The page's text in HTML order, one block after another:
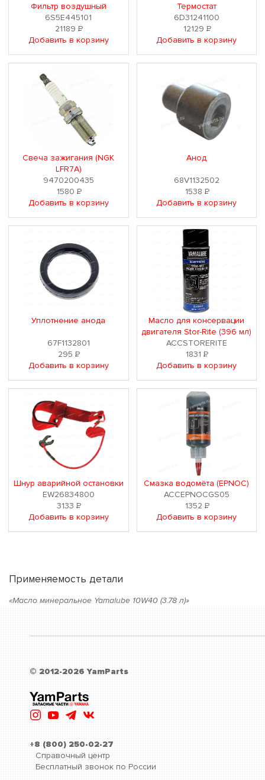
Фильтр воздушный
6S5E445101
21189Р
Добавить в корзину
Термостат
6D31241100
12129 Р
Добавить в корзину
Свеча зажигания (NGK
LFR7A)
9470200435
1580 Р
Добавить в корзину
Анод
68V1132502
1538 Р
Добавить в корзину
Уплотнение анода
67F1132801
295Р
Добавить в корзину
Масло для консервации
двигателя Stor-Rite (396 мл)
ACCSTORERITE
1831Р
Добавить в корзину
Шнур аварийной остановки
EW26834800
3133Р
Добавить в корзину
Смазка водомёта (EPNOC)
ACCEPNOCGS05
1352 Р
Добавить в корзину
Применяемость детали
«Масло минеральное Yamalube 10W40 (3.78 л)»
© 2012-2026 YamParts
+8 (800) 250-02-27
Справочный центр
Бесплатный звонок по России